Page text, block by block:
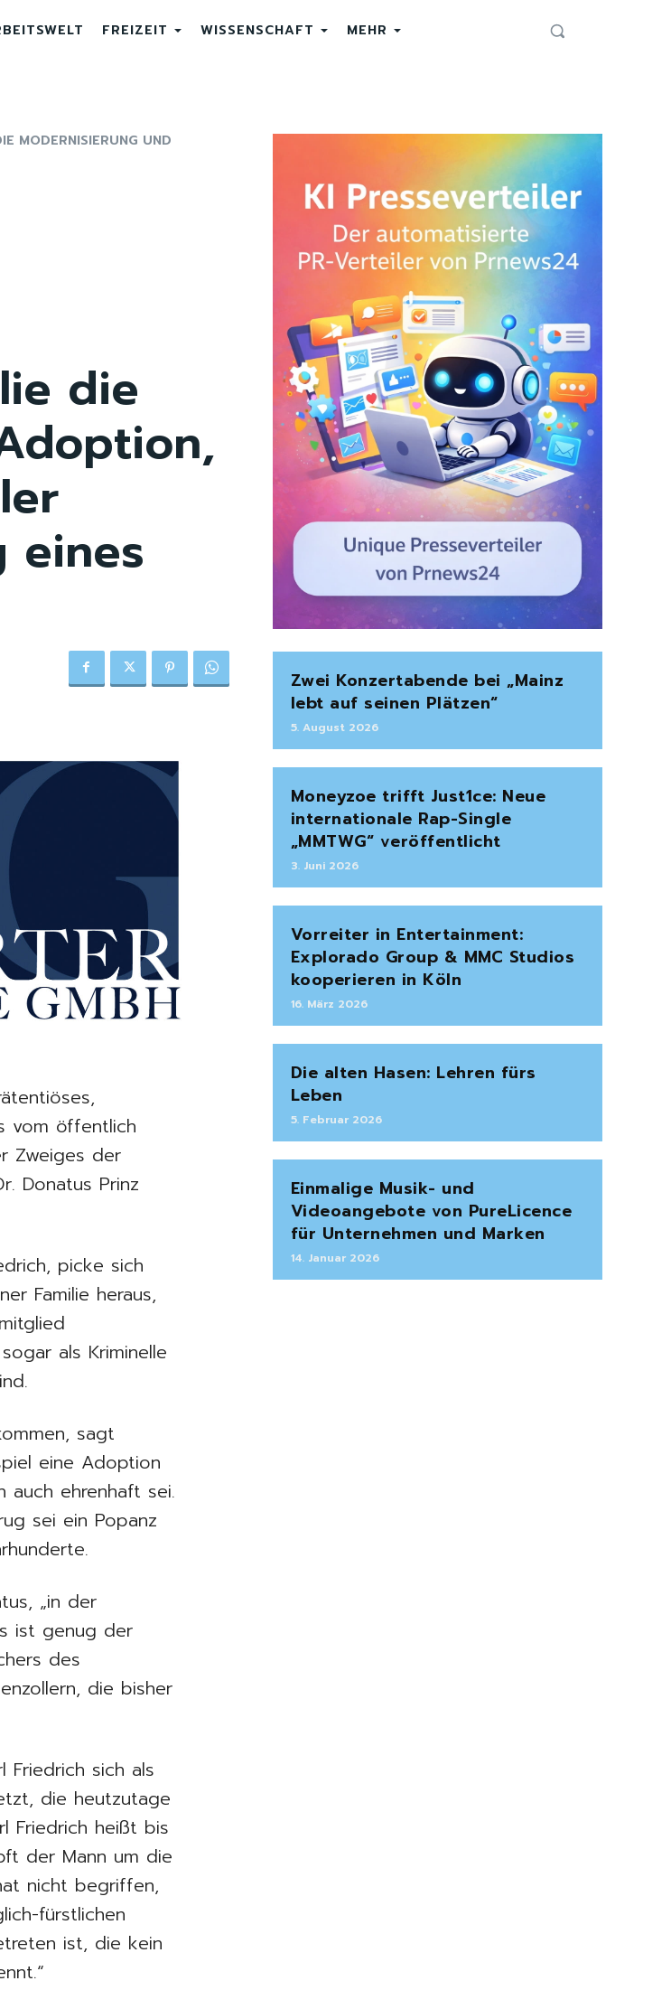
FREIZEIT WISSENSCHAFT MEHR
MODERNISIERUNG UND
die
eines
vom öffentlich
Zweiges der
Donatus Prinz
picke sich
Familie heraus,
als Kriminelle
sagt
eine Adoption
auch ehrenhaft sei.
sei ein Popanz
„in der
ist genug der
des
die bisher
Friedrich sich als
die heutzutage
Friedrich heißt bis
der Mann um die
nicht begriffen,
fürstlichen
ist, die kein
Zwei Konzertabende bei „Mainz
lebt auf seinen Plätzen“
5. August 2026
Moneyzoe trifft Just1ce: Neue
internationale Rap-Single
„MMTWG“ veröffentlicht
3. Juni 2026
Vorreiter in Entertainment:
Explorado Group & MMC Studios
kooperieren in Köln
16. März 2026
Die alten Hasen: Lehren fürs
Leben
5. Februar 2026
Einmalige Musik- und
Videoangebote von PureLicence
für Unternehmen und Marken
14. Januar 2026